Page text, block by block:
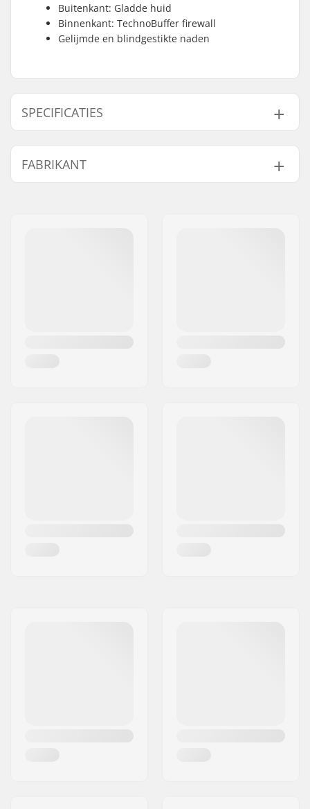
Buitenkant: Gladde huid
Binnenkant: TechnoBuffer firewall
Gelijmde en blindgestikte naden
SPECIFICATIES
Dikte:
3mm
Activity:
FABRIKANT